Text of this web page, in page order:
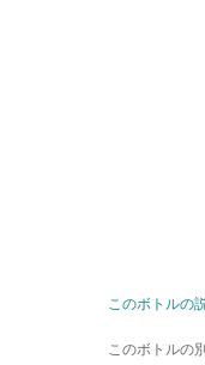
このボトルの
このボトルの